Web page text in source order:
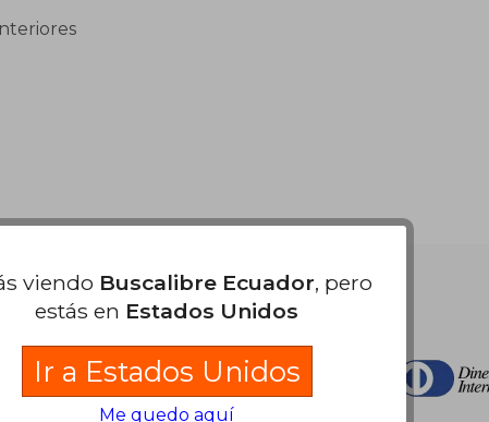
Nuestras Formas de Pago
viendo Buscalibre Ecuador, pero
estás en Estados Unidos
Ir a Estados Unidos
Me quedo aquí